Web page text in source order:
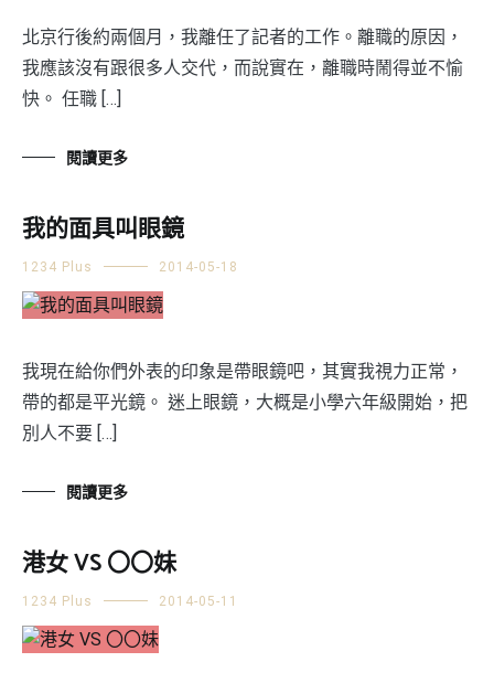
北京行後約兩個月，我離任了記者的工作。離職的原因，
我應該沒有跟很多人交代，而說實在，離職時鬧得並不愉
快。 任職 […]
閱讀更多
我的面具叫眼鏡
1234 Plus 2014-05-18
我現在給你們外表的印象是帶眼鏡吧，其實我視力正常，
帶的都是平光鏡。 迷上眼鏡，大概是小學六年級開始，把
別人不要 […]
閱讀更多
港女 VS 〇〇妹
1234 Plus 2014-05-11